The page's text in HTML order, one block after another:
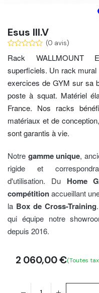
Esus III.V
(0 avis)
Rack WALLMOUNT
superficiels. Un rack
exercices de GYM sur sa
poste à squat. Matériel
France. Nos racks
matériaux et de
sont garantis à vie.
Notre gamme unique,
rigide et
d'utilisation. Du Home
compétitionaccueillant
la Box de Cross-Training
qui équipe notre
depuis 2016.
2 060,00€(Toutes